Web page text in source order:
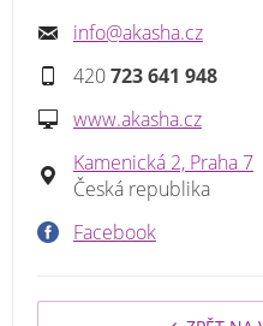
info@akasha.cz
420723 641 948
www.akasha.cz
Kamenická 2, Praha 7
Česká republika
Facebook